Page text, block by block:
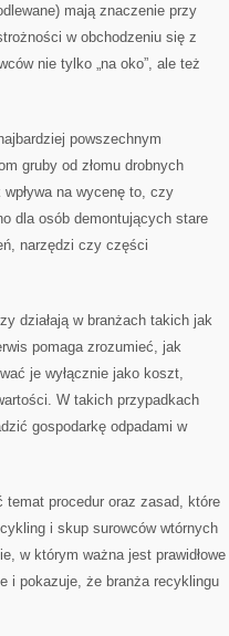
mają znaczenie przy
w obchodzeniu się z
nie tylko „na oko”, ale też
powszechnym
gruby od złomu drobnych
na wycenę to, czy
dla osób demontujących stare
narzędzi czy części
działają w branżach takich jak
pomaga zrozumieć, jak
je wyłącznie jako koszt,
W takich przypadkach
gospodarkę odpadami w
procedur oraz zasad, które
i skup surowców wtórnych
w którym ważna jest prawidłowe
i pokazuje, że branża recyklingu